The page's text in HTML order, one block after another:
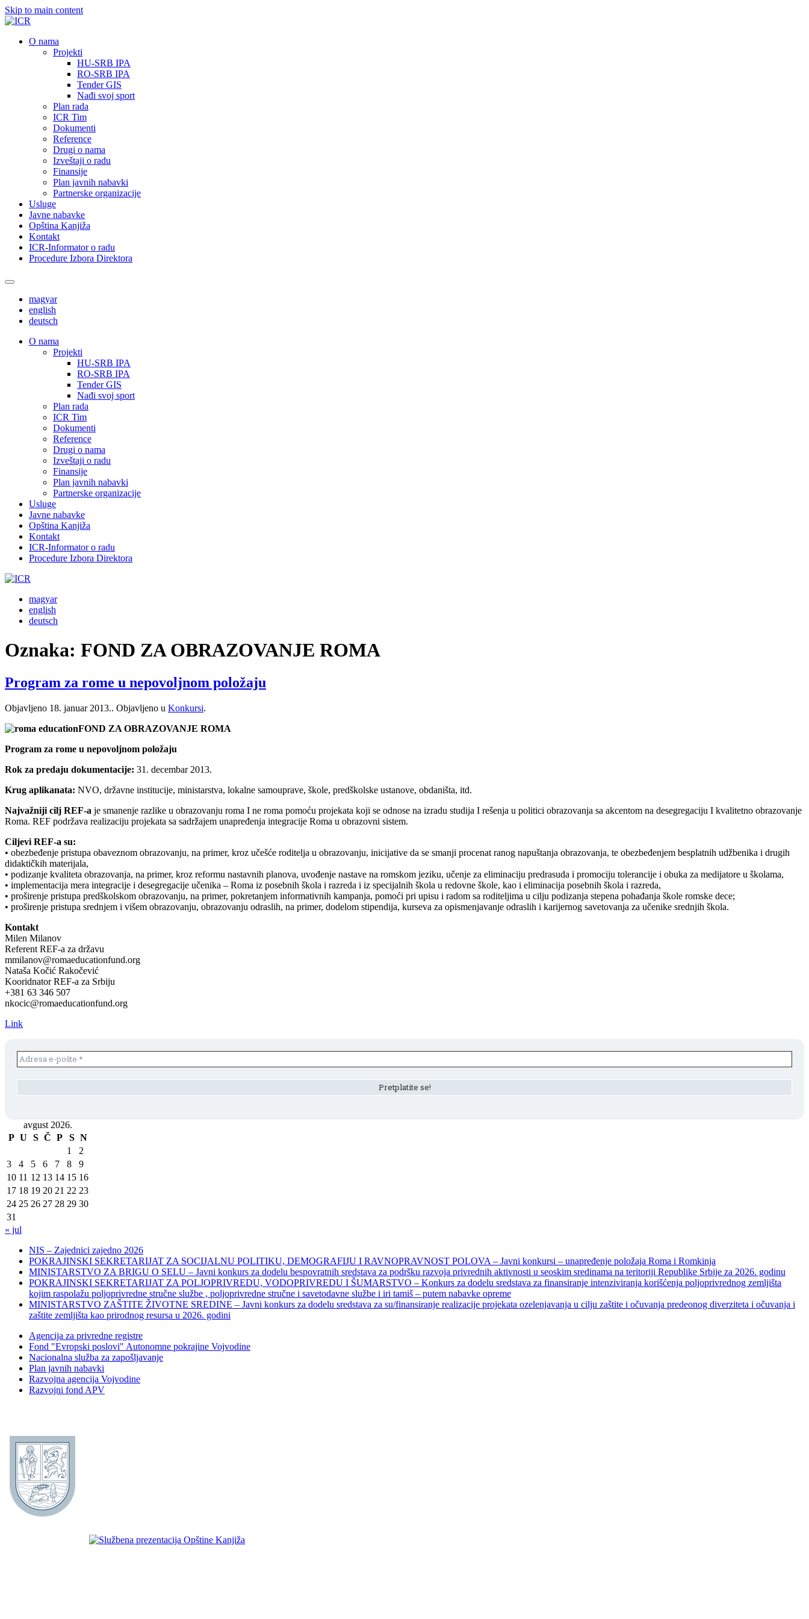
Skip to main content
О nama
Projekti
HU-SRB IPA
RO-SRB IPA
Tender GIS
Nađi svoj sport
Plan rada
ICR Tim
Dokumenti
Reference
Drugi o nama
Izveštaji o radu
Finansije
Plan javnih nabavki
Partnerske organizacije
Usluge
Javne nabavke
Opština Kanjiža
Kontakt
ICR-Informator o radu
Procedure Izbora Direktora
magyar
english
deutsch
О nama
Projekti
HU-SRB IPA
RO-SRB IPA
Tender GIS
Nađi svoj sport
Plan rada
ICR Tim
Dokumenti
Reference
Drugi o nama
Izveštaji o radu
Finansije
Plan javnih nabavki
Partnerske organizacije
Usluge
Javne nabavke
Opština Kanjiža
Kontakt
ICR-Informator o radu
Procedure Izbora Direktora
magyar
english
deutsch
Oznaka: FOND ZA OBRAZOVANJE ROMA
Program za rome u nepovoljnom položaju
Objavljeno 18. januar 2013.. Objavljeno u Konkursi.
FOND ZA OBRAZOVANJE ROMA
Program za rome u nepovoljnom položaju
Rok za predaju dokumentacije: 31. decembar 2013.
Krug aplikanata: NVO, državne institucije, ministarstva, lokalne samouprave, škole, predškolske ustanove, obdaništa, itd.
Najvažniji cilj REF-a je smanenje razlike u obrazovanju roma I ne roma pomoću projekata koji se odnose na izradu studija I rešenja u politici obrazovanja sa akcentom na desegregaciju I kvalitetno obrazovanje
Roma. REF podržava realizaciju projekata sa sadržajem unapređenja integracije Roma u obrazovni sistem.
Ciljevi REF-a su:
• obezbeđenje pristupa obaveznom obrazovanju, na primer, kroz učešće roditelja u obrazovanju, inicijative da se smanji procenat ranog napuštanja obrazovanja, te obezbeđenjem besplatnih udžbenika i drugih
didaktičkih materijala,
• podizanje kvaliteta obrazovanja, na primer, kroz reformu nastavnih planova, uvođenje nastave na romskom jeziku, učenje za eliminaciju predrasuda i promociju tolerancije i obuka za medijatore u školama,
• implementacija mera integracije i desegregacije učenika – Roma iz posebnih škola i razreda i iz specijalnih škola u redovne škole, kao i eliminacija posebnih škola i razreda,
• proširenje pristupa predškolskom obrazovanju, na primer, pokretanjem informativnih kampanja, pomoći pri upisu i radom sa roditeljima u cilju podizanja stepena pohađanja škole romske dece;
• proširenje pristupa srednjem i višem obrazovanju, obrazovanju odraslih, na primer, dodelom stipendija, kurseva za opismenjavanje odraslih i karijernog savetovanja za učenike srednjih škola.
Kontakt
Milen Milanov
Referent REF-a za državu
mmilanov@romaeducationfund.org
Nataša Kočić Rakočević
Kooridnator REF-a za Srbiju
+381 63 346 507
nkocic@romaeducationfund.org
Link
avgust 2026.
P U S Č P S N
1
2
3
4 5 6 7 8
9
10 11 12 13 14 15 16
17 18 19 20 21 22 23
24 25 26 27 28 29 30
31
« jul
NIS – Zajednici zajedno 2026
POKRAJINSKI SEKRETARIJAT ZA SOCIJALNU POLITIKU, DEMOGRAFIJU I RAVNOPRAVNOST POLOVA – Javni konkursi – unapređenje položaja Roma i Romkinja
MINISTARSTVO ZA BRIGU O SELU – Javni konkurs za dodelu bespovratnih sredstava za podršku razvoja privrednih aktivnosti u seoskim sredinama na teritoriji Republike Srbije za 2026. godinu
POKRAJINSKI SEKRETARIJAT ZA POLJOPRIVREDU, VODOPRIVREDU I ŠUMARSTVO – Konkurs za dodelu sredstava za finansiranje intenziviranja korišćenja poljoprivrednog zemljišta
kojim raspolažu poljoprivredne stručne službe , poljoprivredne stručne i savetodavne službe i iri tamiš ‒ putem nabavke opreme
MINISTARSTVO ZAŠTITE ŽIVOTNE SREDINE – Javni konkurs za dodelu sredstava za su/finansiranje realizacije projekata ozelenjavanja u cilju zaštite i očuvanja predeonog diverziteta i očuvanja i
zaštite zemljišta kao prirodnog resursa u 2026. godini
Agencija za privredne registre
Fond "Evropski poslovi" Autonomne pokrajine Vojvodine
Nacionalna služba za zapošljavanje
Plan javnih nabavki
Razvojna agencija Vojvodine
Razvojni fond APV